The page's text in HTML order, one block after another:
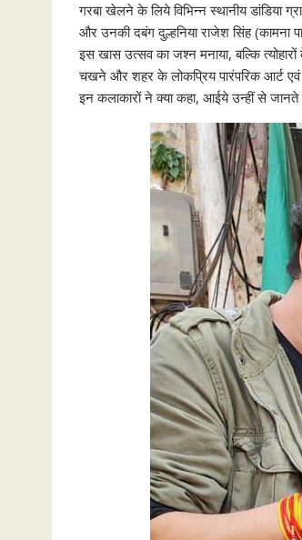
गरबा खेलने के लिये विभिन्न स्थानीय डांडिया
और उनकी दबंग दुल्हनिया राजेश सिंह (कामना
इस खास उत्सव का जश्न मनाया, बल्कि
चखने और शहर के लोकप्रिय पारंपरिक आर्ट एवं
इन कलाकारों ने क्या कहा, आईये उन्हीं से जानते